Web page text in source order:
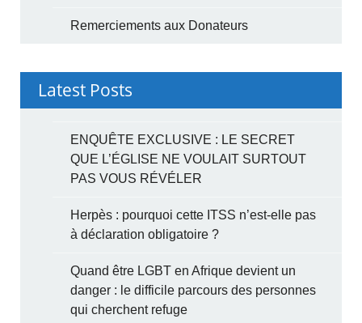
Remerciements aux Donateurs
Latest Posts
ENQUÊTE EXCLUSIVE : LE SECRET
QUE L’ÉGLISE NE VOULAIT SURTOUT
PAS VOUS RÉVÉLER
Herpès : pourquoi cette ITSS n’est-elle pas
à déclaration obligatoire ?
Quand être LGBT en Afrique devient un
danger : le difficile parcours des personnes
qui cherchent refuge